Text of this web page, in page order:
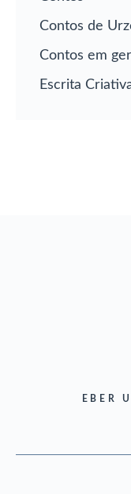
Contos de
Contos em
Escrita
EBER